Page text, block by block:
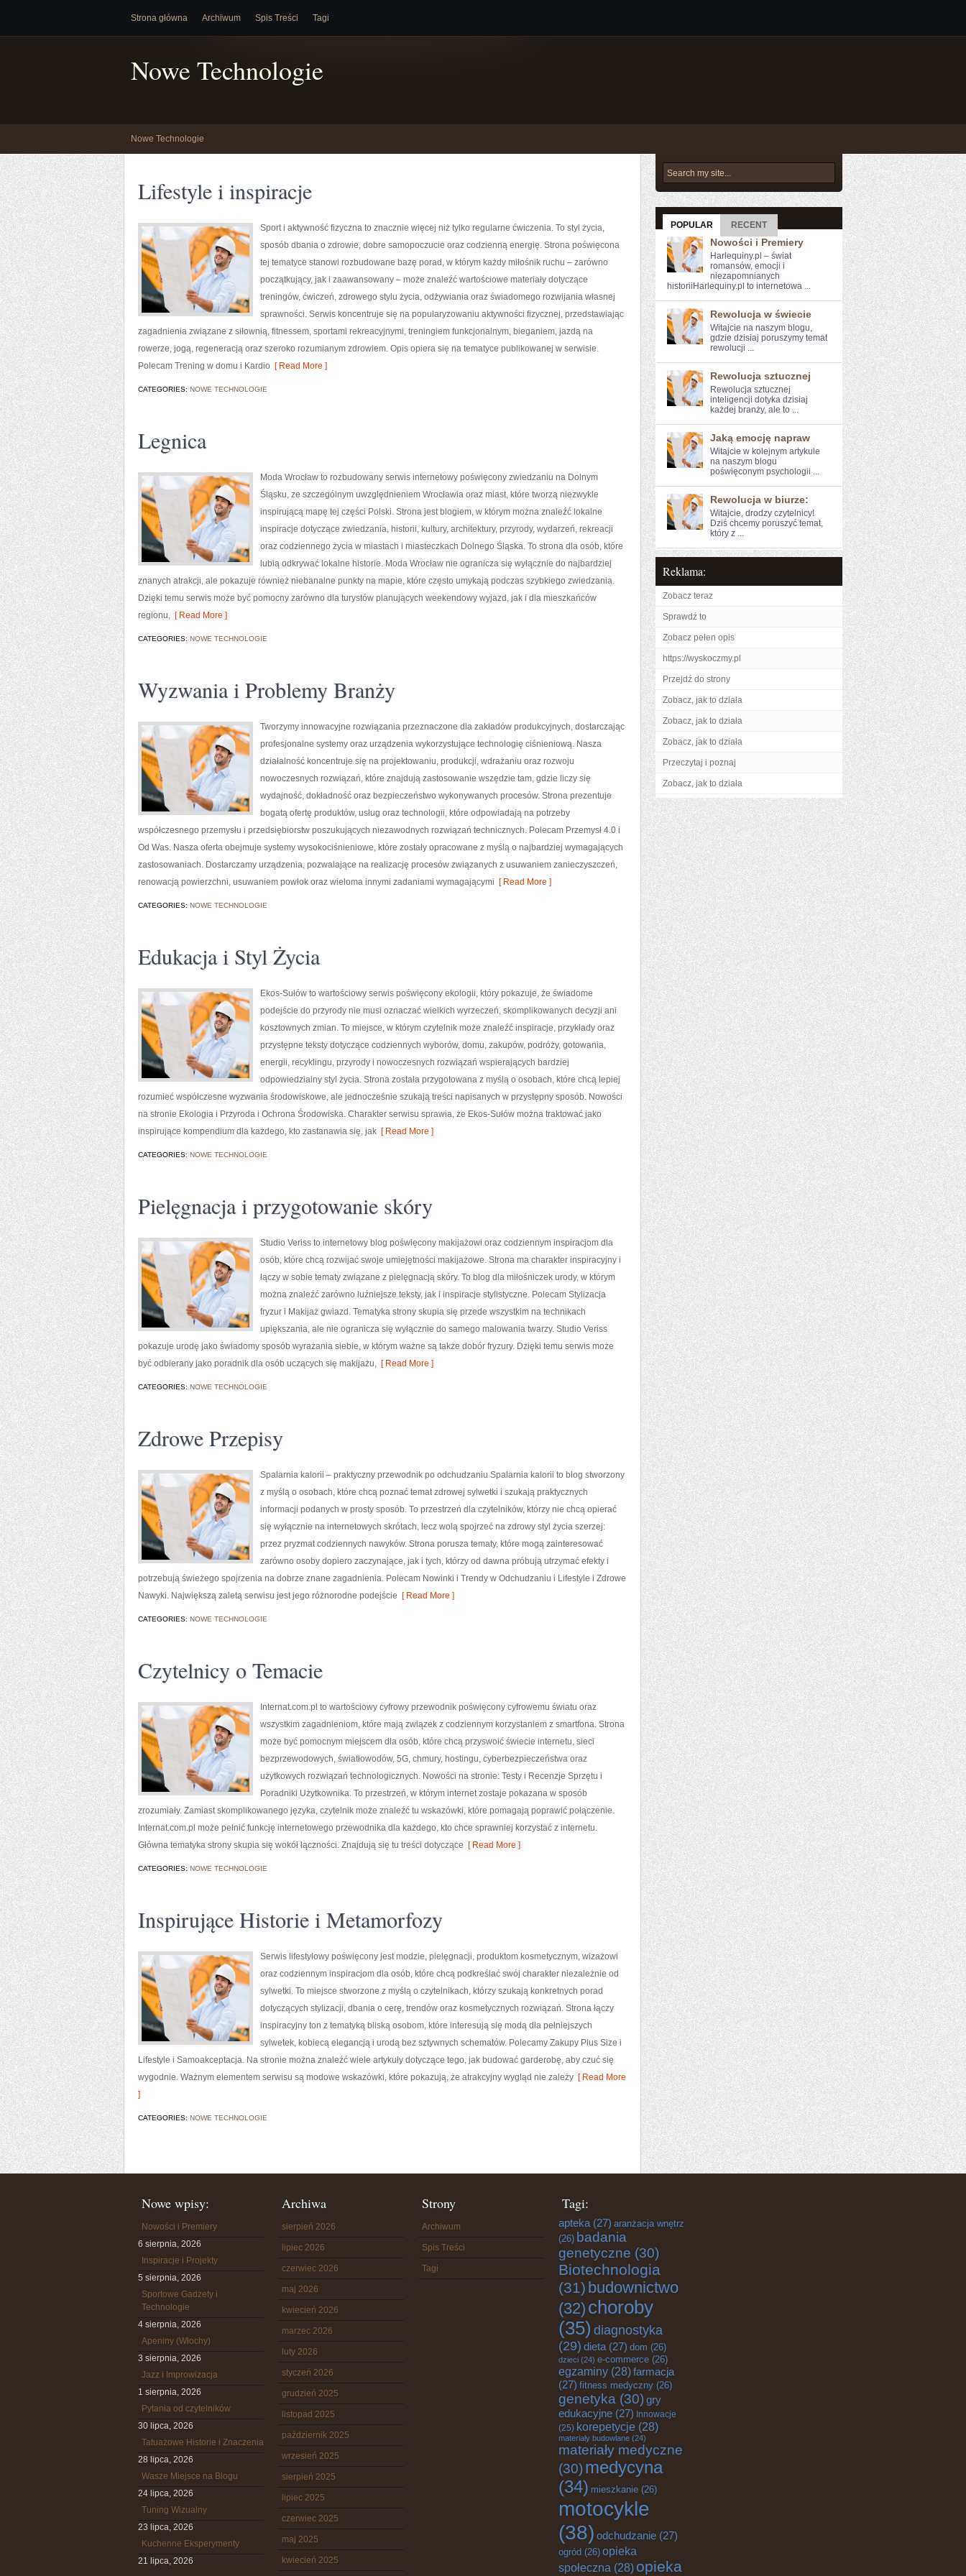
Strona główna Archiwum Spis Treści Tagi
Nowe Technologie
Nowe Technologie
Lifestyle i inspiracje
Sport i aktywność fizyczna to znacznie więcej niż tylko regularne ćwiczenia. To styl życia,
sposób dbania o zdrowie, dobre samopoczucie oraz codzienną energię. Strona poświęcona
tej tematyce stanowi rozbudowane bazę porad, w którym każdy miłośnik ruchu – zarówno
początkujący, jak i zaawansowany – może znaleźć wartościowe materiały dotyczące
treningów, ćwiczeń, zdrowego stylu życia, odżywiania oraz świadomego rozwijania własnej
sprawności. Serwis koncentruje się na popularyzowaniu aktywności fizycznej, przedstawiając
zagadnienia związane z siłownią, fitnessem, sportami rekreacyjnymi, treningiem funkcjonalnym, bieganiem, jazdą na
rowerze, jogą, regeneracją oraz szeroko rozumianym zdrowiem. Opis opiera się na tematyce publikowanej w serwisie.
Polecam Trening w domu i Kardio [ Read More ]
CATEGORIES: NOWE TECHNOLOGIE
Legnica
Moda Wrocław to rozbudowany serwis internetowy poświęcony zwiedzaniu na Dolnym
Śląsku, ze szczególnym uwzględnieniem Wrocławia oraz miast, które tworzą niezwykle
inspirującą mapę tej części Polski. Strona jest blogiem, w którym można znaleźć lokalne
inspiracje dotyczące zwiedzania, historii, kultury, architektury, przyrody, wydarzeń, rekreacji
oraz codziennego życia w miastach i miasteczkach Dolnego Śląska. To strona dla osób, które
lubią odkrywać lokalne historie. Moda Wrocław nie ogranicza się wyłącznie do najbardziej
znanych atrakcji, ale pokazuje również niebanalne punkty na mapie, które często umykają podczas szybkiego zwiedzania.
Dzięki temu serwis może być pomocny zarówno dla turystów planujących weekendowy wyjazd, jak i dla mieszkańców
regionu, [ Read More ]
CATEGORIES: NOWE TECHNOLOGIE
Wyzwania i Problemy Branży
Tworzymy innowacyjne rozwiązania przeznaczone dla zakładów produkcyjnych, dostarczając
profesjonalne systemy oraz urządzenia wykorzystujące technologię ciśnieniową. Nasza
działalność koncentruje się na projektowaniu, produkcji, wdrażaniu oraz rozwoju
nowoczesnych rozwiązań, które znajdują zastosowanie wszędzie tam, gdzie liczy się
wydajność, dokładność oraz bezpieczeństwo wykonywanych procesów. Strona prezentuje
bogatą ofertę produktów, usług oraz technologii, które odpowiadają na potrzeby
współczesnego przemysłu i przedsiębiorstw poszukujących niezawodnych rozwiązań technicznych. Polecam Przemysł 4.0 i
Od Was. Nasza oferta obejmuje systemy wysokociśnieniowe, które zostały opracowane z myślą o najbardziej wymagających
zastosowaniach. Dostarczamy urządzenia, pozwalające na realizację procesów związanych z usuwaniem zanieczyszczeń,
renowacją powierzchni, usuwaniem powłok oraz wieloma innymi zadaniami wymagającymi [ Read More ]
CATEGORIES: NOWE TECHNOLOGIE
Edukacja i Styl Życia
Ekos-Sułów to wartościowy serwis poświęcony ekologii, który pokazuje, że świadome
podejście do przyrody nie musi oznaczać wielkich wyrzeczeń, skomplikowanych decyzji ani
kosztownych zmian. To miejsce, w którym czytelnik może znaleźć inspiracje, przykłady oraz
przystępne teksty dotyczące codziennych wyborów, domu, zakupów, podróży, gotowania,
energii, recyklingu, przyrody i nowoczesnych rozwiązań wspierających bardziej
odpowiedzialny styl życia. Strona została przygotowana z myślą o osobach, które chcą lepiej
rozumieć współczesne wyzwania środowiskowe, ale jednocześnie szukają treści napisanych w przystępny sposób. Nowości
na stronie Ekologia i Przyroda i Ochrona Środowiska. Charakter serwisu sprawia, że Ekos-Sułów można traktować jako
inspirujące kompendium dla każdego, kto zastanawia się, jak [ Read More ]
CATEGORIES: NOWE TECHNOLOGIE
Pielęgnacja i przygotowanie skóry
Studio Veriss to internetowy blog poświęcony makijażowi oraz codziennym inspiracjom dla
osób, które chcą rozwijać swoje umiejętności makijażowe. Strona ma charakter inspiracyjny i
łączy w sobie tematy związane z pielęgnacją skóry. To blog dla miłośniczek urody, w którym
można znaleźć zarówno luźniejsze teksty, jak i inspiracje stylistyczne. Polecam Stylizacja
fryzur i Makijaż gwiazd. Tematyka strony skupia się przede wszystkim na technikach
upiększania, ale nie ogranicza się wyłącznie do samego malowania twarzy. Studio Veriss
pokazuje urodę jako świadomy sposób wyrażania siebie, w którym ważne są także dobór fryzury. Dzięki temu serwis może
być odbierany jako poradnik dla osób uczących się makijażu, [ Read More ]
CATEGORIES: NOWE TECHNOLOGIE
Zdrowe Przepisy
Spalarnia kalorii – praktyczny przewodnik po odchudzaniu Spalarnia kalorii to blog stworzony
z myślą o osobach, które chcą poznać temat zdrowej sylwetki i szukają praktycznych
informacji podanych w prosty sposób. To przestrzeń dla czytelników, którzy nie chcą opierać
się wyłącznie na internetowych skrótach, lecz wolą spojrzeć na zdrowy styl życia szerzej:
przez pryzmat codziennych nawyków. Strona porusza tematy, które mogą zainteresować
zarówno osoby dopiero zaczynające, jak i tych, którzy od dawna próbują utrzymać efekty i
potrzebują świeżego spojrzenia na dobrze znane zagadnienia. Polecam Nowinki i Trendy w Odchudzaniu i Lifestyle i Zdrowe
Nawyki. Największą zaletą serwisu jest jego różnorodne podejście [ Read More ]
CATEGORIES: NOWE TECHNOLOGIE
Czytelnicy o Temacie
Internat.com.pl to wartościowy cyfrowy przewodnik poświęcony cyfrowemu światu oraz
wszystkim zagadnieniom, które mają związek z codziennym korzystaniem z smartfona. Strona
może być pomocnym miejscem dla osób, które chcą przyswoić świecie internetu, sieci
bezprzewodowych, światłowodów, 5G, chmury, hostingu, cyberbezpieczeństwa oraz
użytkowych rozwiązań technologicznych. Nowości na stronie: Testy i Recenzje Sprzętu i
Poradniki Użytkownika. To przestrzeń, w którym internet zostaje pokazana w sposób
zrozumiały. Zamiast skomplikowanego języka, czytelnik może znaleźć tu wskazówki, które pomagają poprawić połączenie.
Internat.com.pl może pełnić funkcję internetowego przewodnika dla każdego, kto chce sprawniej korzystać z internetu.
Główna tematyka strony skupia się wokół łączności. Znajdują się tu treści dotyczące [ Read More ]
CATEGORIES: NOWE TECHNOLOGIE
Inspirujące Historie i Metamorfozy
Serwis lifestylowy poświęcony jest modzie, pielęgnacji, produktom kosmetycznym, wizażowi
oraz codziennym inspiracjom dla osób, które chcą podkreślać swój charakter niezależnie od
sylwetki. To miejsce stworzone z myślą o czytelnikach, którzy szukają konkretnych porad
dotyczących stylizacji, dbania o cerę, trendów oraz kosmetycznych rozwiązań. Strona łączy
inspiracyjny ton z tematyką bliską osobom, które interesują się modą dla pełniejszych
sylwetek, kobiecą elegancją i urodą bez sztywnych schematów. Polecamy Zakupy Plus Size i
Lifestyle i Samoakceptacja. Na stronie można znaleźć wiele artykuły dotyczące tego, jak budować garderobę, aby czuć się
wygodnie. Ważnym elementem serwisu są modowe wskazówki, które pokazują, że atrakcyjny wygląd nie zależy [ Read More
]
CATEGORIES: NOWE TECHNOLOGIE
POPULAR RECENT
Nowości i Premiery
Harlequiny.pl – świat
romansów, emocji i
niezapomnianych
historiiHarlequiny.pl to internetowa ...
Rewolucja w świecie
Witajcie na naszym blogu,
gdzie dzisiaj⁤ poruszymy temat
rewolucji‌ ...
Rewolucja sztucznej
Rewolucja sztucznej
inteligencji dotyka dzisiaj
każdej branży, ale to ...
Jaką emocję napraw
Witajcie w kolejnym‌ artykule
na naszym blogu
poświęconym psychologii ...
Rewolucja w biurze:
Witajcie, drodzy czytelnicy!⁢
Dziś chcemy poruszyć temat,
który z ...
Reklama:
Zobacz teraz
Sprawdź to
Zobacz pełen opis
https://wyskoczmy.pl
Przejdź do strony
Zobacz, jak to działa
Zobacz, jak to działa
Zobacz, jak to działa
Przeczytaj i poznaj
Zobacz, jak to działa
Nowe wpisy:
Nowości i Premiery
6 sierpnia, 2026
Inspiracje i Projekty
5 sierpnia, 2026
Sportowe Gadżety i
Technologie
4 sierpnia, 2026
Apeniny (Włochy)
3 sierpnia, 2026
Jazz i Improwizacja
1 sierpnia, 2026
Pytania od czytelników
30 lipca, 2026
Tatuażowe Historie i Znaczenia
28 lipca, 2026
Wasze Miejsce na Blogu
24 lipca, 2026
Tuning Wizualny
23 lipca, 2026
Kuchenne Eksperymenty
21 lipca, 2026
Archiwa
sierpień 2026
lipiec 2026
czerwiec 2026
maj 2026
kwiecień 2026
marzec 2026
luty 2026
styczeń 2026
grudzień 2025
listopad 2025
październik 2025
wrzesień 2025
sierpień 2025
lipiec 2025
czerwiec 2025
maj 2025
kwiecień 2025
Strony
Archiwum
Spis Treści
Tagi
Tagi:
apteka (27) aranżacja wnętrz
(26) badania
genetyczne (30)
Biotechnologia
(31) budownictwo
(32) choroby
(35) diagnostyka
(29) dieta (27) dom (26)
dzieci (24) e-commerce (26)
egzaminy (28)farmacja
(27) fitness medyczny (26)
genetyka (30) gry
edukacyjne (27) Innowacje
(25) korepetycje (28)
materiały budowlane (24)
materiały medyczne
(30) medycyna
(34) mieszkanie (26)
motocykle
(38) odchudzanie (27)
ogród (26) opieka
społeczna (28) opieka